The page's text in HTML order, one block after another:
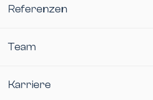
Referenzen
Team
Karriere